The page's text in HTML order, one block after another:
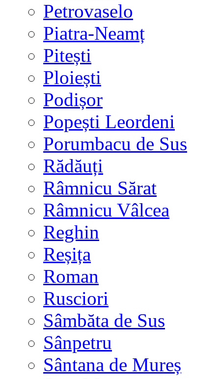
Petrovaselo
Piatra-Neamț
Pitești
Ploiești
Podișor
Popești Leordeni
Porumbacu de Sus
Rădăuți
Râmnicu Sărat
Râmnicu Vâlcea
Reghin
Reșița
Roman
Rusciori
Sâmbăta de Sus
Sânpetru
Sântana de Mureș